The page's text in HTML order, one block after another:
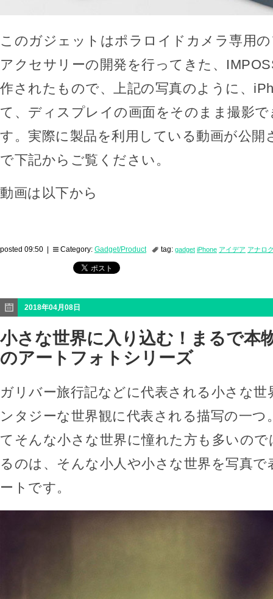
このガジェットはポラロイドカメラ専用
アクセサリーの開発を行ってきた、
作されたもので、上記の写真のように、
て、ディスプレイの画面をそのまま撮影
す。実際に製品を利用している動画が公開
で下記からご覧ください。
動画は以下から
posted 09:50 | Category: Gadget/Product tag: gadget iPhone アイデア アナロ
2018年04月08日
小さな世界に入り込む！まるで本
のアートフォトシリーズ
ガリバー旅行記などに代表される小さな世
ンタジーな世界観に代表される描写の一つ
てそんな小さな世界に憧れた方も多いので
るのは、そんな小人や小さな世界を写真
ートです。